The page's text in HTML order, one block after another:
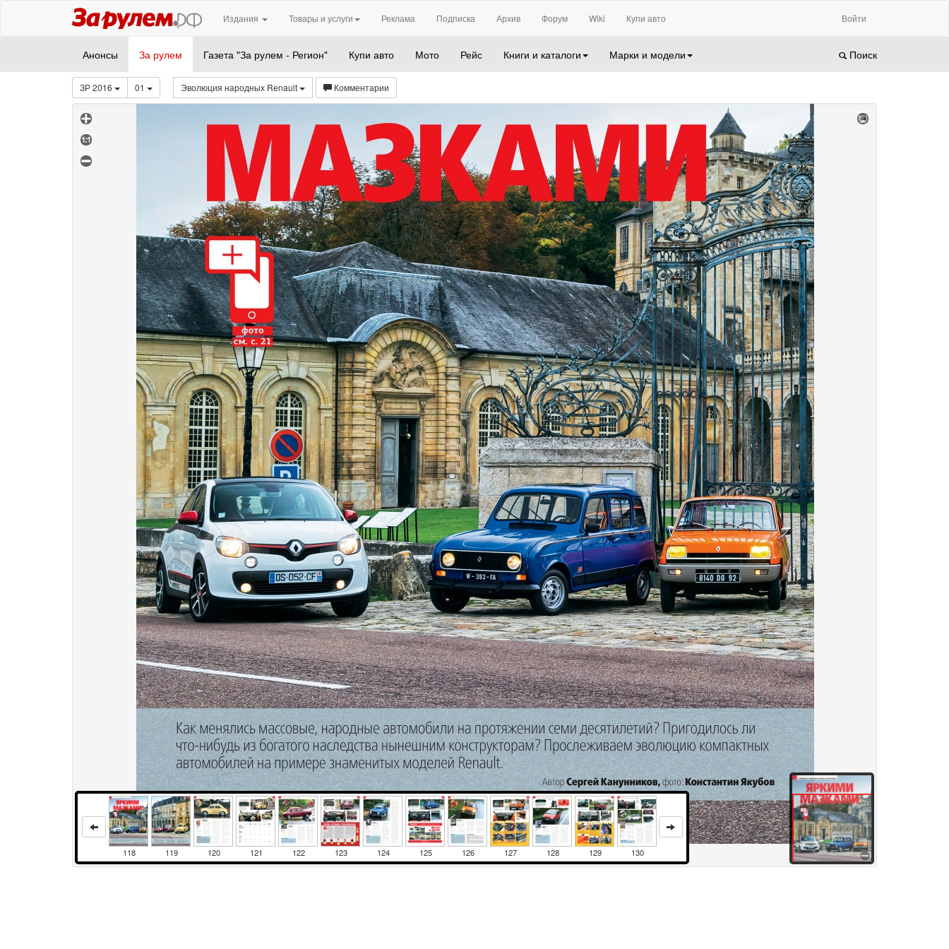
Издания Товары и услуги Реклама Подписка Архив Форум Wiki Купи авто Войти
Анонсы За рулем Газета "За рулем - Регион" Купи авто Мото Рейс Книги и каталоги Марки и модели Поиск
ЗР 2016 01 Эволюция народных Renault Комментарии
118 119 120 121 122 123 124 125 126 127 128 129 130
Image size: 1920x2504 Scale: 50% - PanoJS3